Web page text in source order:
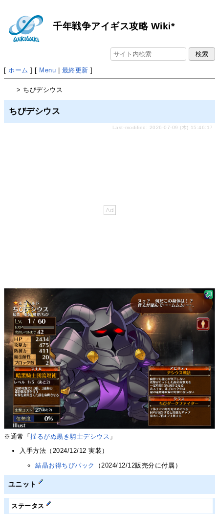
千年戦争アイギス攻略 Wiki*
[ ホーム ] [ Menu | 最終更新 ]
> ちびデシウス
ちびデシウス
Last-modified: 2026-07-09 (木) 15:46:17
※通常「揺るがぬ黒き騎士デシウス 」
入手方法（2024/12/12 実装）
結晶お得ちびパック
（2024/12/12販売分に付属）
ユニット
ステータス